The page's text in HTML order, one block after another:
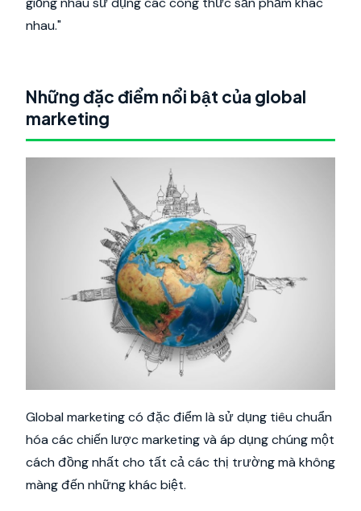
nhau."
Những đặc điểm nổi bật của global
marketing
Global marketing có đặc điểm là sử dụng tiêu chuẩn
hóa các chiến lược marketing và áp dụng chúng một
cách đồng nhất cho tất cả các thị trường mà không
màng đến những khác biệt.